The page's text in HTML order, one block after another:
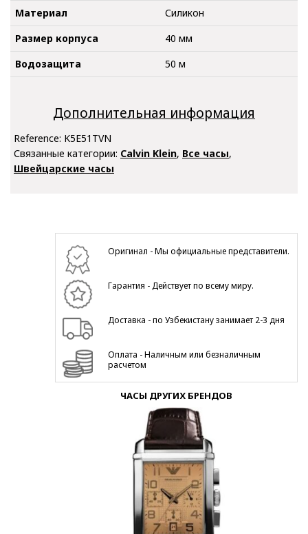
Материал
Силикон
Размер корпуса
40 мм
Водозащита
50 м
Дополнительная информация
Reference: K5E51TVN
Связанные категории: Calvin Klein, Все часы,
Швейцарские часы
Оригинал - Мы официальные представители.
Гарантия - Действует по всему миру.
Доставка - по Узбекистану занимает 2-3 дня
Оплата - Наличным или безналичным
расчетом
ЧАСЫ ДРУГИХ БРЕНДОВ